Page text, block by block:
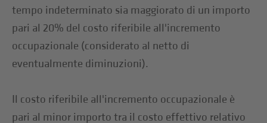
tempo indeterminato sia maggiorato di un importo
pari al 20% del costo riferibile all'incremento
occupazionale (considerato al netto di
eventualmente diminuzioni).
Il costo riferibile all'incremento occupazionale è
pari al minor importo tra il costo effettivo relativo